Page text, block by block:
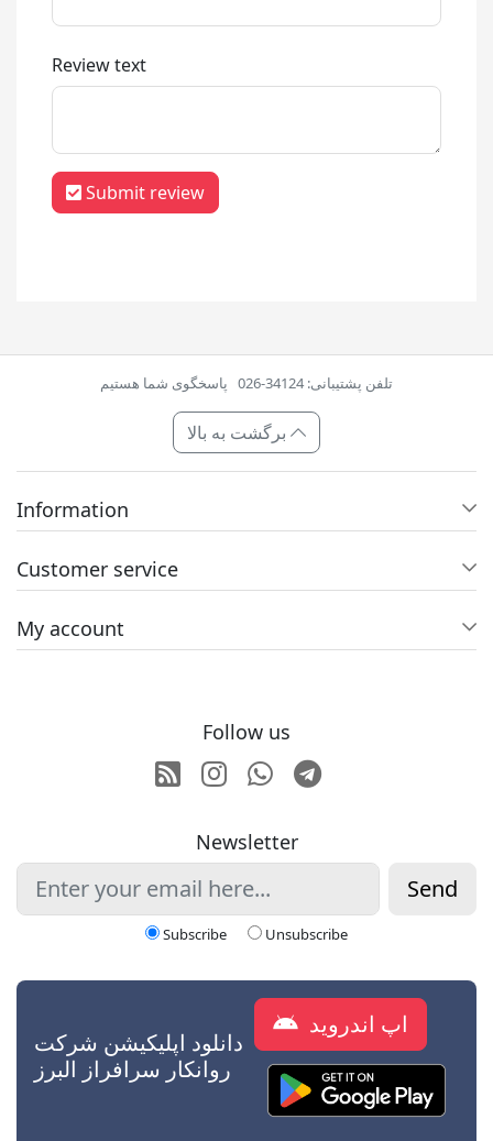
Review text
Submit review
تلفن پشتیبانی: 34124-026 پاسخگوی شما هستیم
Information
Customer service
My account
Follow us
RSSInstagram
Whatsapp
Telegram
Newsletter
Send
Subscribe Unsubscribe
دانلود اپلیکیشن شرکت
روانکار سرافراز البرز
اپ اندروید